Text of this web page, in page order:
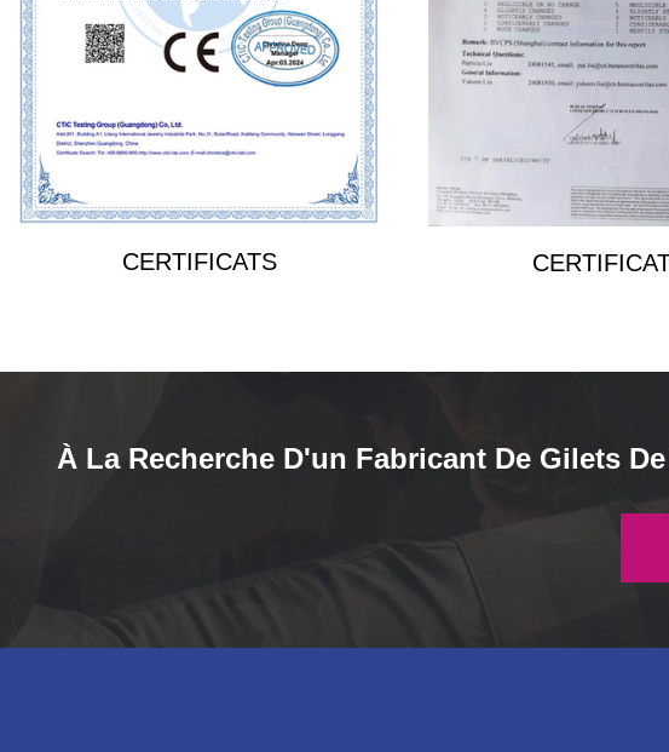
CERTIFICATS
À La Recherche D'un Fabricant De Gilets